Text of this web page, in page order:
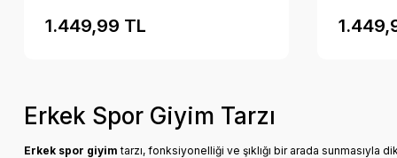
1.449,99 TL
Erkek Spor Giyim Tarzı
Erkek spor giyim tarzı, fonksiyonelliği ve şıklığı bir arada sunmasıyla